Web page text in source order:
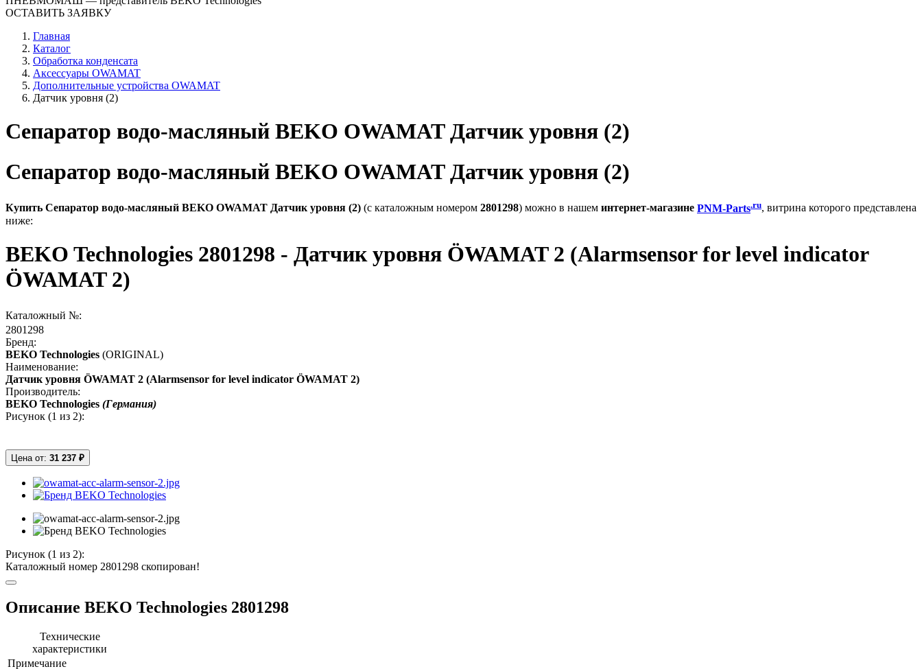
ОСТАВИТЬ ЗАЯВКУ
Главная
Каталог
Обработка конденсата
Аксессуары OWAMAT
Дополнительные устройства OWAMAT
Датчик уровня (2)
Сепаратор водо-масляный BEKO OWAMAT Датчик уровня (2)
Сепаратор водо-масляный BEKO OWAMAT Датчик уровня (2)
Купить Сепаратор водо-масляный BEKO OWAMAT Датчик уровня (2) (с каталожным номером 2801298) можно в нашем интернет-магазине PNM-Parts.ru, витрина которого представлена
ниже:
BEKO Technologies 2801298 - Датчик уровня ÖWAMAT 2 (Alarmsensor for level indicator
ÖWAMAT 2)
Каталожный №:
2801298
Бренд:
BEKO Technologies (ORIGINAL)
Наименование:
Датчик уровня ÖWAMAT 2 (Alarmsensor for level indicator ÖWAMAT 2)
Производитель:
BEKO Technologies (Германия)
Рисунок (1 из 2):
Цена от: 31 237 ₽
Рисунок (1 из 2):
Каталожный номер 2801298 скопирован!
Описание BEKO Technologies 2801298
Технические
характеристики
Примечание